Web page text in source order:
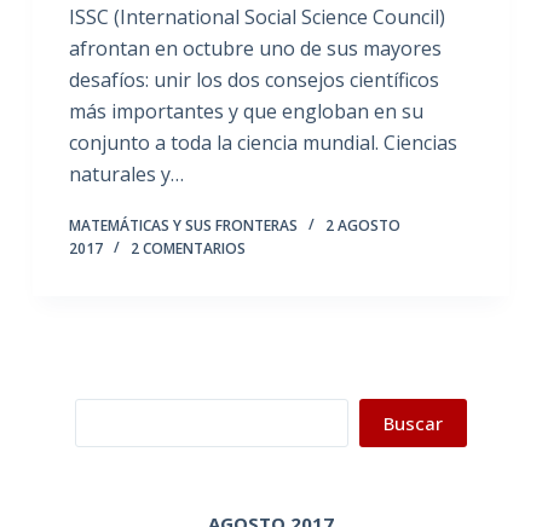
ISSC (International Social Science Council)
afrontan en octubre uno de sus mayores
desafíos: unir los dos consejos científicos
más importantes y que engloban en su
conjunto a toda la ciencia mundial. Ciencias
naturales y…
MATEMÁTICAS Y SUS FRONTERAS
2 AGOSTO
2017
2 COMENTARIOS
Buscar